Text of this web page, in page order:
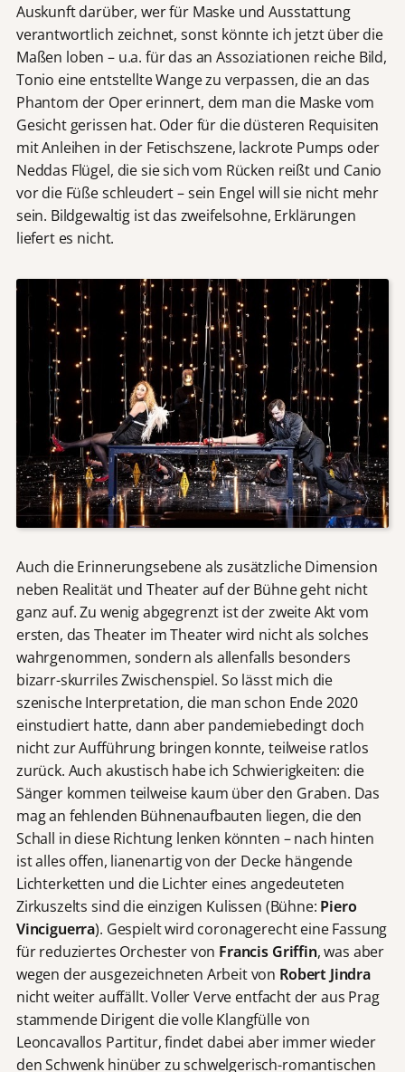
Auskunft darüber, wer für Maske und Ausstattung
verantwortlich zeichnet, sonst könnte ich jetzt über die
Maßen loben – u.a. für das an Assoziationen reiche Bild,
Tonio eine entstellte Wange zu verpassen, die an das
Phantom der Oper erinnert, dem man die Maske vom
Gesicht gerissen hat. Oder für die düsteren Requisiten
mit Anleihen in der Fetischszene, lackrote Pumps oder
Neddas Flügel, die sie sich vom Rücken reißt und Canio
vor die Füße schleudert – sein Engel will sie nicht mehr
sein. Bildgewaltig ist das zweifelsohne, Erklärungen
liefert es nicht.
Auch die Erinnerungsebene als zusätzliche Dimension
neben Realität und Theater auf der Bühne geht nicht
ganz auf. Zu wenig abgegrenzt ist der zweite Akt vom
ersten, das Theater im Theater wird nicht als solches
wahrgenommen, sondern als allenfalls besonders
bizarr-skurriles Zwischenspiel. So lässt mich die
szenische Interpretation, die man schon Ende 2020
einstudiert hatte, dann aber pandemiebedingt doch
nicht zur Aufführung bringen konnte, teilweise ratlos
zurück. Auch akustisch habe ich Schwierigkeiten: die
Sänger kommen teilweise kaum über den Graben. Das
mag an fehlenden Bühnenaufbauten liegen, die den
Schall in diese Richtung lenken könnten – nach hinten
ist alles offen, lianenartig von der Decke hängende
Lichterketten und die Lichter eines angedeuteten
Zirkuszelts sind die einzigen Kulissen (Bühne: Piero
Vinciguerra). Gespielt wird coronagerecht eine Fassung
für reduziertes Orchester von Francis Griffin, was aber
wegen der ausgezeichneten Arbeit von Robert Jindra
nicht weiter auffällt. Voller Verve entfacht der aus Prag
stammende Dirigent die volle Klangfülle von
Leoncavallos Partitur, findet dabei aber immer wieder
den Schwenk hinüber zu schwelgerisch-romantischen